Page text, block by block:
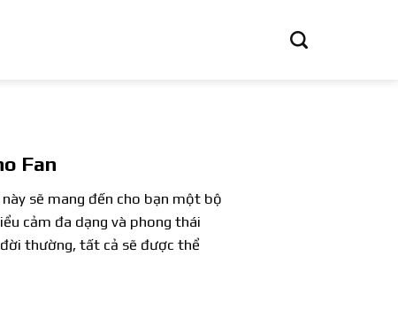
Fan
sẽ mang đến cho bạn một bộ
cảm đa dạng và phong thái
thường, tất cả sẽ được thể